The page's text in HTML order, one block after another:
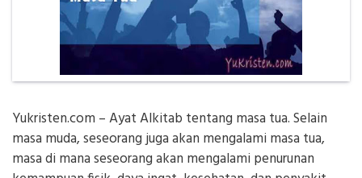
Yukristen.com – Ayat Alkitab tentang masa tua. Selain
masa muda, seseorang juga akan mengalami masa tua,
masa di mana seseorang akan mengalami penurunan